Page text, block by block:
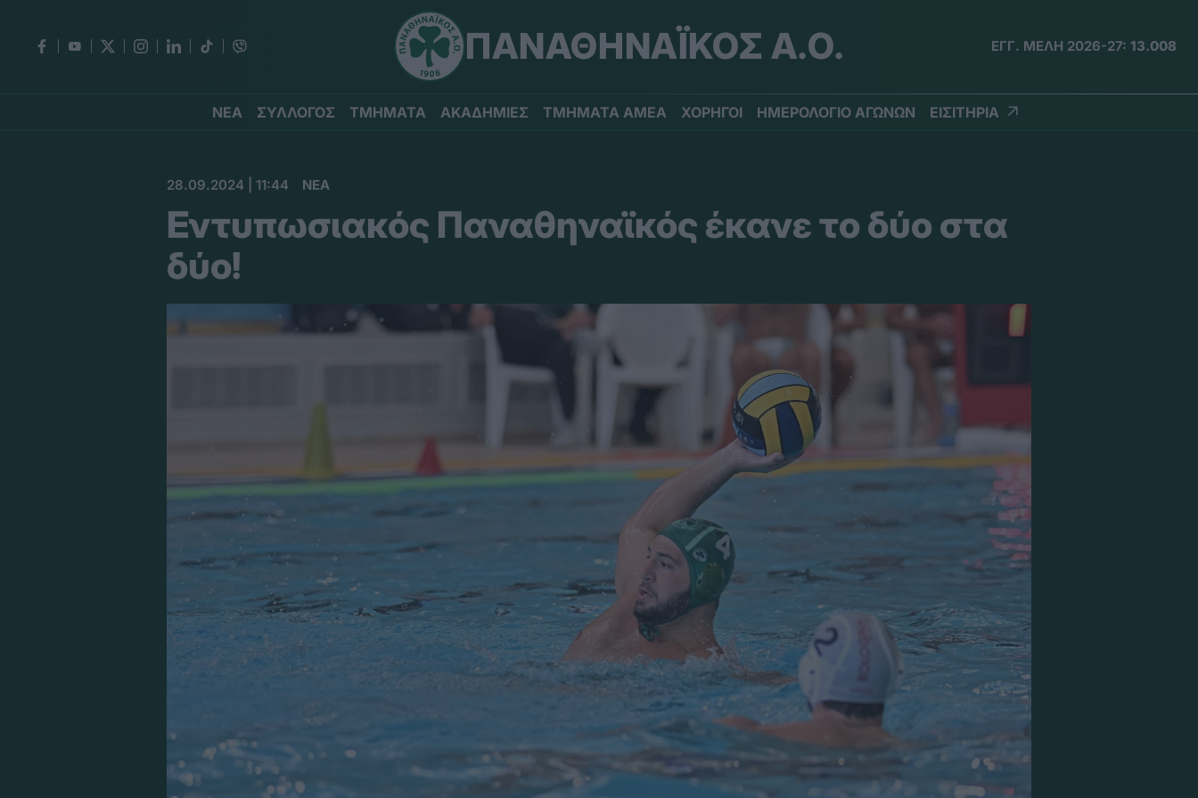
ΠΑΝΑΘΗΝΑΪΚΟΣ Α.Ο. ΕΓΓ. ΜΕΛΗ 2026-27: 13.008
ΝΕΑ ΣΥΛΛΟΓΟΣ ΤΜΗΜΑΤΑ ΑΚΑΔΗΜΙΕΣ ΤΜΗΜΑΤΑ ΑΜΕΑ ΧΟΡΗΓΟΙ ΗΜΕΡΟΛΟΓΙΟ ΑΓΩΝΩΝ ΕΙΣΙΤΗΡΙΑ
28.09.2024 | 11:44 ΝΕΑ
Εντυπωσιακός Παναθηναϊκός έκανε το δύο στα
δύο!